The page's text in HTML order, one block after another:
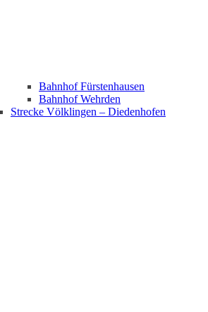
Bahnhof Fürstenhausen
Bahnhof Wehrden
Strecke Völklingen – Diedenhofen